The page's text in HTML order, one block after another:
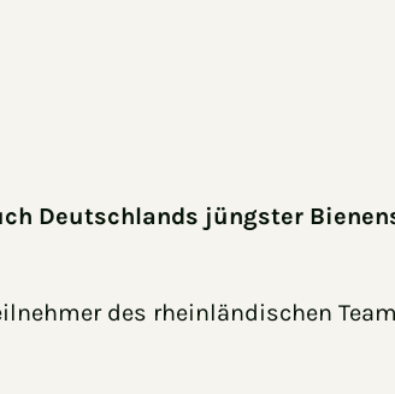
Deutschlands jüngster
des rheinländischen